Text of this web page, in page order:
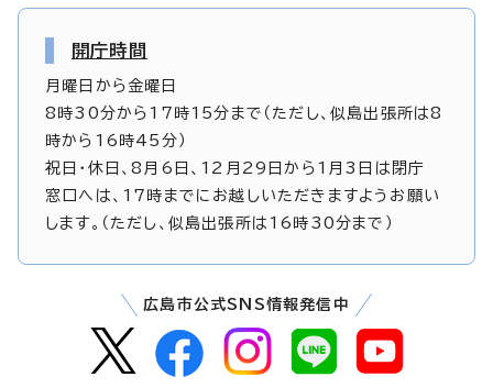
開庁時間
月曜日から金曜日
8時30分から17時15分まで（ただし、似島出張所は8
時から16時45分）
祝日・休日、8月6日、12月29日から1月3日は閉庁
窓口へは、17時までにお越しいただきますようお願い
します。（ただし、似島出張所は16時30分まで）
広島市公式SNS情報発信中